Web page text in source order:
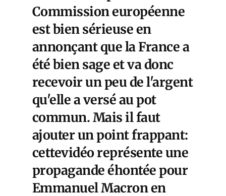
Commission européenne
est bien sérieuse en
annonçant que la France a
été bien sage et va donc
recevoir un peu de l'argent
qu'elle a versé au pot
commun. Mais il faut
ajouter un point frappant:
cettevidéo représente une
propagande éhontée pour
Emmanuel Macron en